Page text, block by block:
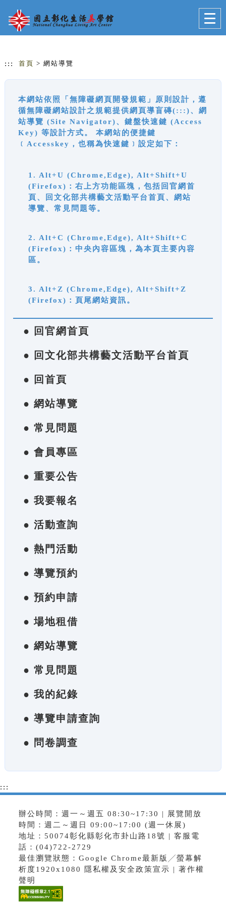
::: 首頁 > 網站導覽
本網站依照「無障礙網頁開發規範」原則設計，遵
循無障礙網站設計之規範提供網頁導盲磚(:::)、網
站導覽 (Site Navigator)、鍵盤快速鍵 (Access
Key) 等設計方式。 本網站的便捷鍵
﹝Accesskey，也稱為快速鍵﹞設定如下：
1. Alt+U (Chrome,Edge), Alt+Shift+U
(Firefox)：右上方功能區塊，包括回官網首
頁、回文化部共構藝文活動平台首頁、網站
導覽、常見問題等。
2. Alt+C (Chrome,Edge), Alt+Shift+C
(Firefox)：中央內容區塊，為本頁主要內容
區。
3. Alt+Z (Chrome,Edge), Alt+Shift+Z
(Firefox)：頁尾網站資訊。
● 回官網首頁
● 回文化部共構藝文活動平台首頁
● 回首頁
● 網站導覽
● 常見問題
● 會員專區
● 重要公告
● 我要報名
● 活動查詢
● 熱門活動
● 導覽預約
● 預約申請
● 場地租借
● 網站導覽
● 常見問題
● 我的紀錄
● 導覽申請查詢
● 問卷調查
:::
辦公時間：週一～週五 08:30~17:30 | 展覽開放
時間：週二～週日 09:00~17:00 (週一休展)
地址：50074彰化縣彰化市卦山路18號 | 客服電
話：(04)722-2729
最佳瀏覽狀態：Google Chrome最新版╱螢幕解
析度1920x1080 隱私權及安全政策宣示 |著作權
聲明